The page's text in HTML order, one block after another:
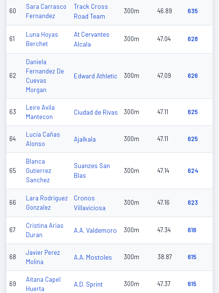
60
Sara Carrasco
Fernandez
Track Cross
Road Team
300m 46.89 635
61
Luna Hoyas
Berchet
At Cervantes
Alcala
300m 47.04 628
62
Daniela
Fernandez De
Cuevas
Morgan
Edward Athletic 300m 47.09 626
63
Leire Avila
Mantecon
Ciudad de Rivas 300m 47.11 625
64
Lucia Cañas
Alonso
Ajalkala 300m 47.11 625
65
Blanca
Gutierrez
Sanchez
Suanzes San
Blas
300m 47.14 624
66
Lara Rodriguez
Gonzalez
Cronos
Villaviciosa
300m 47.16 623
67
Cristina Arias
Duran
A.A. Valdemoro 300m 47.34 616
68
Javier Perez
Molina
A.A. Mostoles 300m 38.87 615
69
Aitana Capel
Huerta
A.D. Sprint 300m 47.37 615